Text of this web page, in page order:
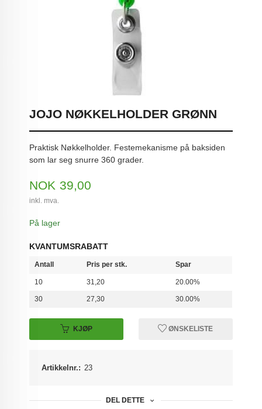
JOJO NØKKELHOLDER GRØNN
Praktisk Nøkkelholder. Festemekanisme på baksiden
som lar seg snurre 360 grader.
Pris
NOK 39,00
inkl. mva.
På lager
KVANTUMSRABATT
Antall Pris per stk. Spar
10 31,20 20.00%
30 27,30 30.00%
KJØP ØNSKELISTE
Artikkelnr.: 23
DEL DETTE